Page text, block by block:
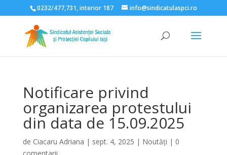
Deschide bara de unelte
0232/477,731, interior 187 info@sindicatulaspci.ro
Notificare privind
organizarea protestului
din data de 15.09.2025
de Ciacaru Adriana | sept. 4, 2025 | Noutăți | 0